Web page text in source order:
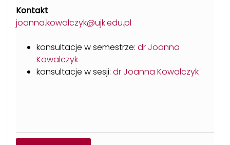
Kontakt
joanna.kowalczyk@ujk.edu.pl
konsultacje w semestrze: dr Joanna
Kowalczyk
konsultacje w sesji: dr Joanna Kowalczyk